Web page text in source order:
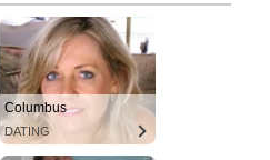
Columbus
DATING